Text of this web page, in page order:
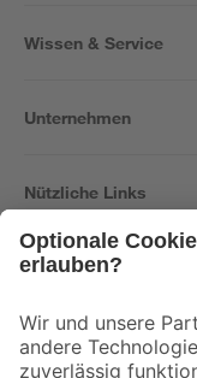
Wissen & Service
Unternehmen
Nützliche Links
Der toom Newsletter:
Zur Newsletter